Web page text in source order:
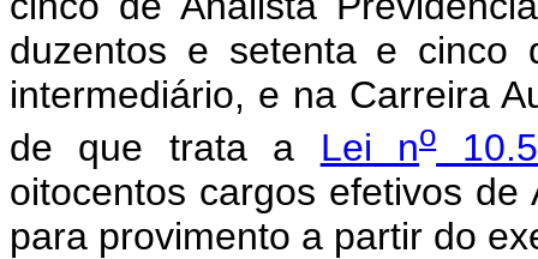
duzentos e setenta e cinco
intermediário, e na Carreira
de que trata a Lei no
oitocentos cargos efetivos
para provimento a partir do